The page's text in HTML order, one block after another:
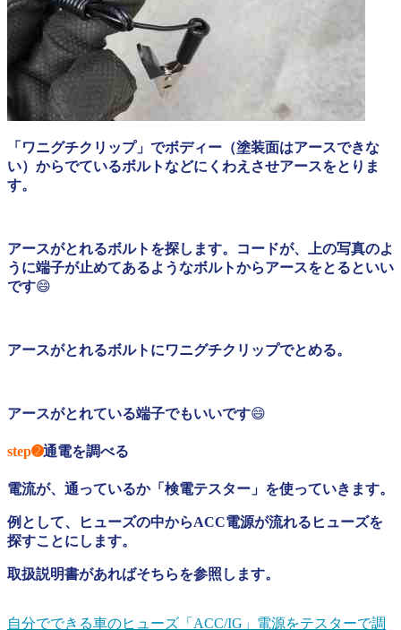
「ワニグチクリップ」でボディー（塗装面はアースできな
い）からでているボルトなどにくわえさせアースをとりま
す。
アースがとれるボルトを探します。コードが、上の写真のよ
うに端子が止めてあるようなボルトからアースをとるといい
です😄
アースがとれるボルトにワニグチクリップでとめる。
アースがとれている端子でもいいです😄
step➋通電を調べる
電流が、通っているか「検電テスター」を使っていきます。
例として、ヒューズの中からACC電源が流れるヒューズを
探すことにします。
取扱説明書があればそちらを参照します。
自分でできる車のヒューズ「ACC/IG」電源をテスターで調